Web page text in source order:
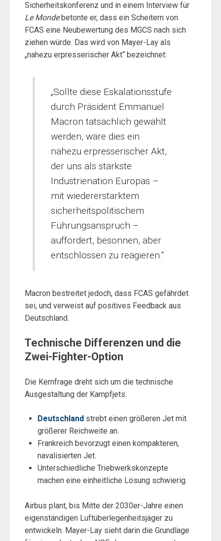
Sicherheitskonferenz und in einem Interview für
Le Mondebetonte er, dass ein Scheitern von
FCAS eine Neubewertung des MGCS nach sich
ziehen würde. Das wird von Mayer-Lay als
„nahezu erpresserischer Akt“ bezeichnet:
„Sollte diese Eskalationsstufe
durch Präsident Emmanuel
Macron tatsächlich gewählt
werden, wäre dies ein
nahezu erpresserischer Akt,
der uns als stärkste
Industrienation Europas –
mit wiedererstarktem
sicherheitspolitischem
Führungsanspruch –
auffordert, besonnen, aber
entschlossen zu reagieren.“
Macron bestreitet jedoch, dass FCAS gefährdet
sei, und verweist auf positives Feedback aus
Deutschland.
Technische Differenzen und die
Zwei-Fighter-Option
Die Kernfrage dreht sich um die technische
Ausgestaltung der Kampfjets:
Deutschlandstrebt einen größeren Jet mit
größerer Reichweite an.
Frankreich bevorzugt einen kompakteren,
navalisierten Jet.
Unterschiedliche Triebwerkskonzepte
machen eine einheitliche Lösung schwierig.
Airbus plant, bis Mitte der 2030er-Jahre einen
eigenständigen Luftüberlegenheitsjäger zu
entwickeln. Mayer-Lay sieht darin die Grundlage